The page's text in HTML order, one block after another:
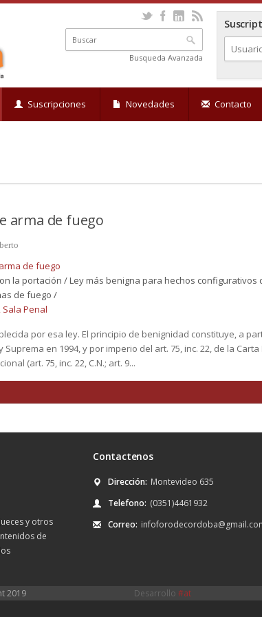
Busqueda Avanzada
Suscripciones Novedades Contacto
arma de fuego
de fuego
la portación / Ley más benigna para hechos configurativos
de fuego /
Sala Penal
por esa ley. El principio de benignidad constituye, a
Suprema en 1994, y por imperio del art. 75, inc. 22, de la
(art. 75, inc. 22, C.N.; art. 9...
y otros
de
Contactenos
Dirección: Montevideo 635
Telefono: (0351)4461932
Correo:
2019 Desarrollo #at